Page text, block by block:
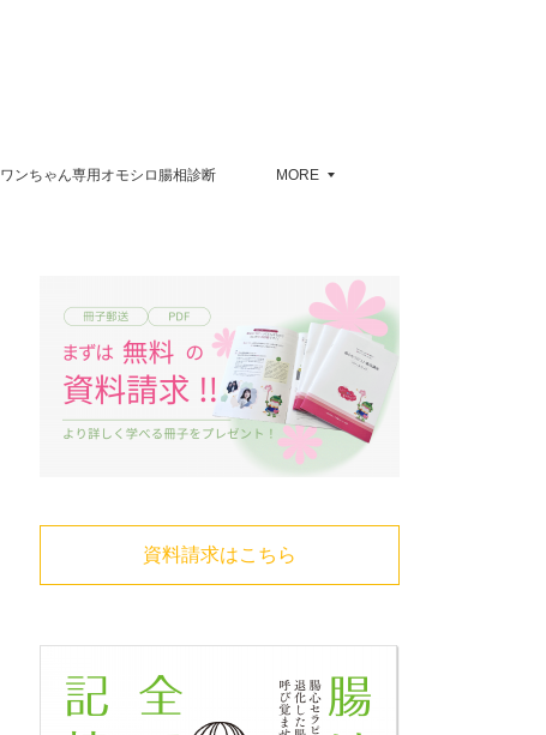
ワンちゃん専用オモシロ腸相診断 MORE
資料請求はこちら